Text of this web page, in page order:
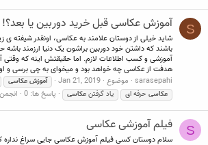
S آموزش عکاسی قبل خرید دوربین یا بعد؟!
باشند که داشتن خود دوربین براشون یک دنیا ارزمند
آموزشی و کسب اطلاعات لازم. اما حقیقتش اینه که وقتی
هدفت از عکاسی چه خواهد بود و میخوای به چی برسی و
sarasepahi موضوع Jan 21, 2019 آموزش عکاسی
عکاسی حرفه ای یاد گرفتن عکاسی پاسخ ها: 0
S فیلم آموزشی عکاسی
سلام دوستان کسی فیلم آموزش عکاسی جایی سراغ نداره